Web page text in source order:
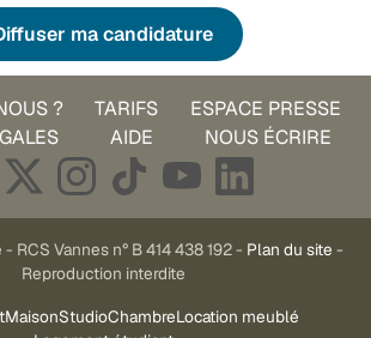
ma candidature
? TARIFS
ESPACE PRESSE
AIDE NOUS ÉCRIRE
RCS Vannes n° B 414 438 192 - Plan du site -
Reproduction interdite
MaisonStudioChambreLocation meublé